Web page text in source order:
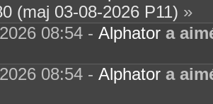
(maj 03-08-2026 P11) »
08:54 - Alphator a
08:54 - Alphator a